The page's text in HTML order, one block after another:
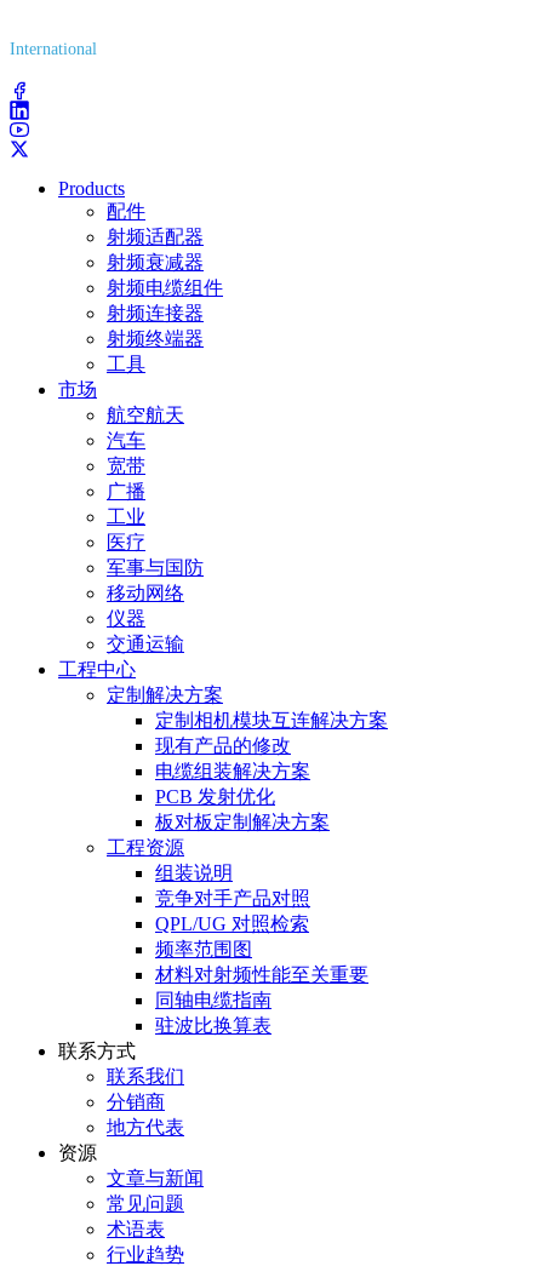
International
Products
配件
射频适配器
射频衰减器
射频电缆组件
射频连接器
射频终端器
工具
市场
航空航天
汽车
宽带
广播
工业
医疗
军事与国防
移动网络
仪器
交通运输
工程中心
定制解决方案
定制相机模块互连解决方案
现有产品的修改
电缆组装解决方案
PCB 发射优化
板对板定制解决方案
工程资源
组装说明
竞争对手产品对照
QPL/UG 对照检索
频率范围图
材料对射频性能至关重要
同轴电缆指南
驻波比换算表
联系方式
联系我们
分销商
地方代表
资源
文章与新闻
常见问题
术语表
行业趋势